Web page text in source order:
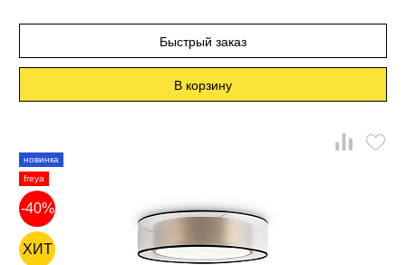
Быстрый заказ
В корзину
новинка
freya
-40%
ХИТ